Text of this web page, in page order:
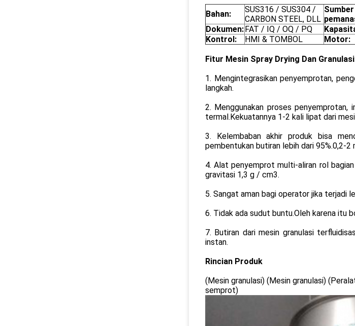
Bahan:
SUS316 / SUS304 /
CARBON STEEL, DLL
Sumber
Dokumen:FAT / IQ / OQ / PQ
Kontrol:
HMI & TOMBOL Motor:
Fitur Mesin Spray Drying Dan
1. Mengintegrasikan penyemprotan,
langkah.
2. Menggunakan proses
termal.Kekuatannya 1-2 kali lipat dari
3. Kelembaban akhir produk bisa
pembentukan butiran lebih dari 95%.0,2-2
4. Alat penyemprot multi-aliran rol
gravitasi 1,3 g / cm3.
5. Sangat aman bagi operator jika terjadi
6. Tidak ada sudut buntu.Oleh karena itu
7. Butiran dari mesin granulasi
instan.
Rincian Produk
(Mesin granulasi) (Mesin granulasi)
semprot)